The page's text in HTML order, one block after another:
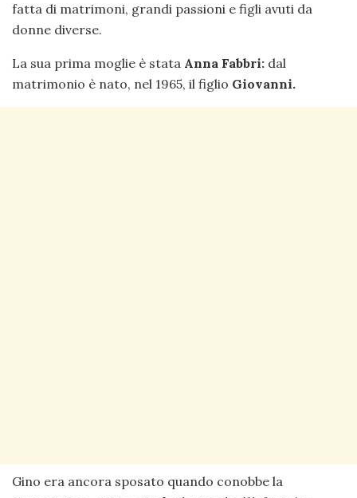
fatta di matrimoni, grandi passioni e figli avuti da
donne diverse.
La sua prima moglie è stata Anna Fabbri: dal
matrimonio è nato, nel 1965, il figlio Giovanni.
Gino era ancora sposato quando conobbe la